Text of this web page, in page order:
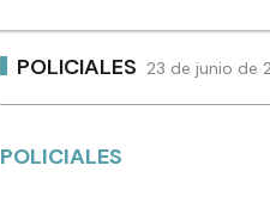
POLICIALES 23 de junio de
POLICIALES